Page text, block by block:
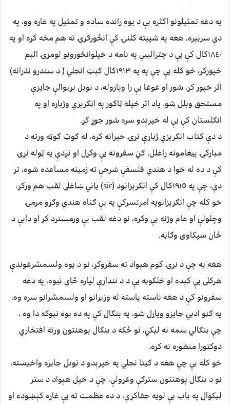
په دغه تمثيلونو اکثره يې د يوه ړانده ساده و تمثيل په غاړه وو، په
دې سربېره، هغه په شپېته کلنۍ کې انځورګرۍ ته هم مخه کړه او په
١٨٤٠کال کې يې د چتراليبي په نامه د خپلوانځورونو لومړۍ البم
خپورکړ، خو کله يې چې په په ١٩١٣کال ګېټ انجلي ( د سندرو نذرانه)
اثر خپور کړ، شور او غوغا يې را وپاروله، د نوبل نړيوالې جايزې
مستحق وبلل شو. ياد اثر خپله ټاګور په انګريزي وژباړه او په
انګلستان کې يې له خپرېدو سره شور جوړ کړ.
د دې کتاب انګريزي ژباړې نړۍ حيرانه کړه، له ګوټ ګوټه ورته د
مبارکۍ پيغامونه راغلل، ګڼ سفرونه يې وکړل او نږدې په ټوله نړۍ
کې د ده له خوا د هندي فلسفې شرحې ته زمينه مساعده شوه، تر
دې، چې په ١٩١٥کال کې انګرېزانود (sir) ياني ښاغلى لقب هم ورکړ،
خو کله چې انګريزانوپه امرتسرکې په بې ګناه هندي وګړو مرمۍ
وچلولې او عام وژنه يې وکړه، نو دغه لقب يې ورمسترد کړ او دايې د
ځان سپکاوى وګاڼه.
هغه به چې د نړۍ کوم هېواد ته سفروکړ، نو د يوه ولسمشرغوندې
هرکلى يې کېده او خلکوبه يې د د نندارې لپاره ځاى نيوه. په دغه
سفرونو کې د هغه ناسته پاسته له وزيرانو او ولسمشرانو سره وه،
په ګڼو ادبي جايزو وياړل شو، په بنګال کې په ده يوه نيوکه دا وه ،
چې بنګالي سمه نه ليکي، نو ځکه د بنګال پوهنتون ورته افتخاري
دوکتورا منظوره نه کړه.
خو کله يې چې هغه د ګيتا نجلي په خپرېدو د نوبل جايزه واخيسته،
نو د بنګال پوهنتون سترګې وغړولې، چې د خپل هېواد د ستر
ليکوال په باب يې لويه جفاکړې، د ده عظمت ته يې غاړه کېښوده او